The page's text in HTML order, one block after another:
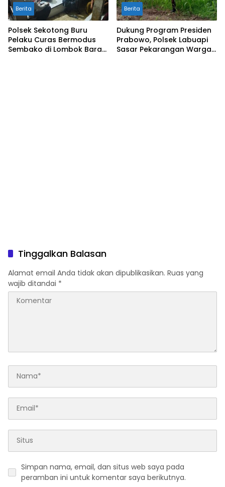
Berita
Polsek Sekotong Buru
Pelaku Curas Bermodus
Sembako di Lombok Barat,
Berita
Dukung Program Presiden
Prabowo, Polsek Labuapi
Sasar Pekarangan Warga
Tinggalkan Balasan
Alamat email Anda tidak akan dipublikasikan. Ruas yang
wajib ditandai *
Simpan nama, email, dan situs web saya pada
peramban ini untuk komentar saya berikutnya.